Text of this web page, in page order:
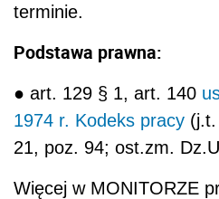
terminie.
Podstawa prawna:
● art. 129 § 1, art. 140
1974 r. Kodeks pracy
21, poz. 94; ost.zm.
Więcej w MONITORZE